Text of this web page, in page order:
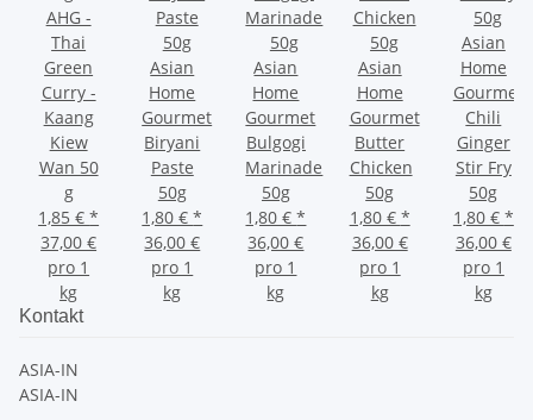
AHG -
Thai
Green
Curry -
Kaang
Kiew
Wan 50
g
1,85 €*
37,00 €
pro 1
kg
Asian
Home
Gourmet
Biryani
Paste
50g
1,80 €*
36,00 €
pro 1
kg
Asian
Home
Gourmet
Bulgogi
Marinade
50g
1,80 €*
36,00 €
pro 1
kg
Asian
Home
Gourmet
Butter
Chicken
50g
1,80 € *
36,00 €
pro 1
kg
Asian
Home
Gourmet
Chili
Ginger
Stir Fry
50g
1,80 € *
36,00 €
pro 1
kg
Kontakt
ASIA-IN
ASIA-IN